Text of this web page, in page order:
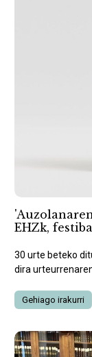
EHZk,
30 urte beteko
dira
Gehiago irakurri